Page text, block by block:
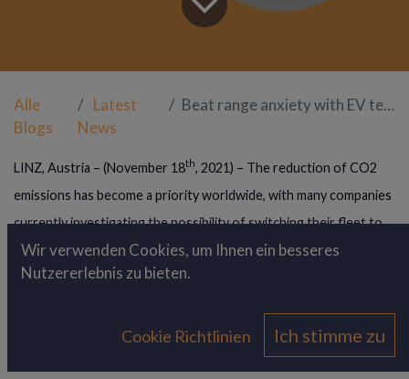
Alle
Blogs
Latest
News
Beat range anxiety with EV telematics
LINZ, Austria – (November 18th, 2021) – The reduction of CO2
emissions has become a priority worldwide, with many companies
currently investigating the possibility of switching their fleet to
fully electric vehicles.
down the adoption of EVs. Range anxiety
, the fear of not
reaching the desired destination due to insufficient charge
Wir verwenden Cookies, um Ihnen ein besseres
Nutzererlebnis zu bieten.
Cookie Richtlinien Ich stimme zu